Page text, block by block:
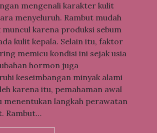
mengenali karakter kulit
menyeluruh. Rambut mudah
karena produksi sebum
kulit kepala. Selain itu, faktor
memicu kondisi ini sejak usia
hormon juga
keseimbangan minyak alami
karena itu, pemahaman awal
menentukan langkah perawatan
Rambut…